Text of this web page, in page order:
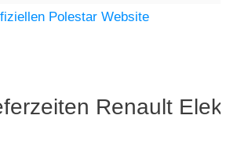
Polestar Website
Renault